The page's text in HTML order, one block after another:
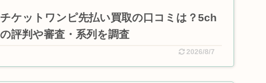
チケットワンピ先払い買取の口コミは？5ch
の評判や審査・系列を調査
2026/8/7